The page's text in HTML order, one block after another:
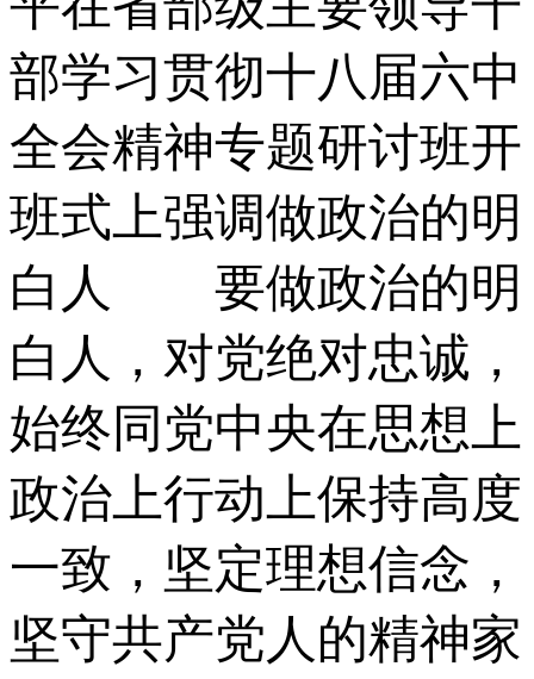
部学习贯彻十八届六中
全会精神专题研讨班开
班式上强调做政治的明
白人 要做政治的明
白人，对党绝对忠诚，
始终同党中央在思想上
政治上行动上保持高度
一致，坚定理想信念，
坚守共产党人的精神家